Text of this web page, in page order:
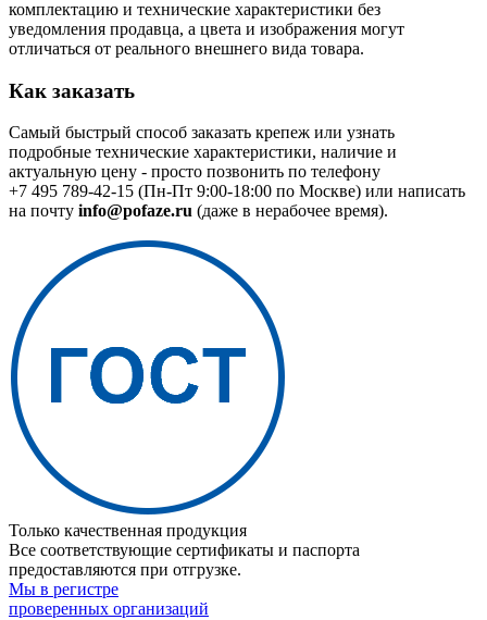
комплектацию и технические характеристики без
уведомления продавца, а цвета и изображения могут
отличаться от реального внешнего вида товара.
Как заказать
Самый быстрый способ заказать крепеж или узнать
подробные технические характеристики, наличие и
актуальную цену - просто позвонить по телефону
+7 495 789-42-15 (Пн-Пт 9:00-18:00 по Москве) или написать
на почту info@pofaze.ru (даже в нерабочее время).
Только качественная продукция
Все соответствующие сертификаты и паспорта
предоставляются при отгрузке.
Мы в регистре
проверенных организаций